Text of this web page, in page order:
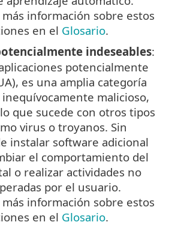
información sobre estos
en el Glosario.
indeseables:
potencialmente
es una amplia categoría
malicioso,
que sucede con otros tipos
virus o troyanos. Sin
instalar software adicional
el comportamiento del
o realizar actividades no
por el usuario.
información sobre estos
en el Glosario.